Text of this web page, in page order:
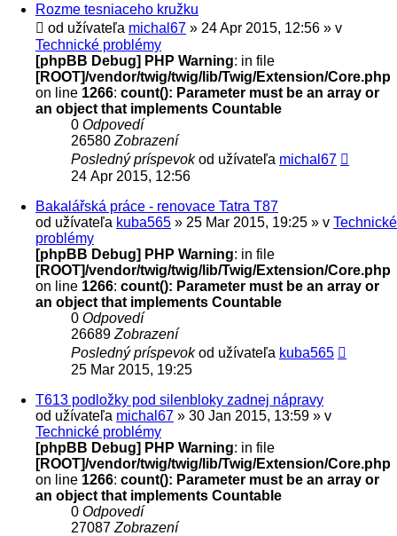
Rozme tesniaceho kružku
od užívateľa michal67 » 24 Apr 2015, 12:56 » v
Technické problémy
[phpBB Debug] PHP Warning: in file
[ROOT]/vendor/twig/twig/lib/Twig/Extension/Core.php
on line 1266: count(): Parameter must be an array or
an object that implements Countable
0 Odpovedí
26580 Zobrazení
Posledný príspevokod užívateľa michal67
24 Apr 2015, 12:56
Bakalářská práce - renovace Tatra T87
od užívateľa kuba565 » 25 Mar 2015, 19:25 » v Technické
problémy
[phpBB Debug] PHP Warning: in file
[ROOT]/vendor/twig/twig/lib/Twig/Extension/Core.php
on line 1266: count(): Parameter must be an array or
an object that implements Countable
0 Odpovedí
26689 Zobrazení
Posledný príspevokod užívateľa kuba565
25 Mar 2015, 19:25
T613 podložky pod silenbloky zadnej nápravy
od užívateľa michal67 » 30 Jan 2015, 13:59 » v
Technické problémy
[phpBB Debug] PHP Warning: in file
[ROOT]/vendor/twig/twig/lib/Twig/Extension/Core.php
on line 1266: count(): Parameter must be an array or
an object that implements Countable
0 Odpovedí
27087 Zobrazení